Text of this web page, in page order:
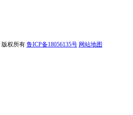
版权所有 鲁ICP备18056135号 网站地图